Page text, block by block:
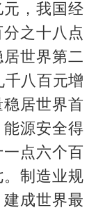
，我国经
之十八点
世界第二
八百元增
居世界首
源安全得
点六个百
制造业规
成世界最